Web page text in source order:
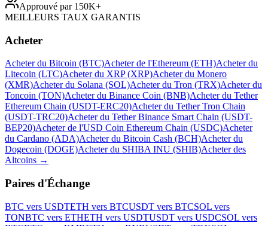
Approuvé par 150K+
MEILLEURS TAUX GARANTIS
Acheter
Acheter du Bitcoin (BTC)Acheter de l'Ethereum (ETH)Acheter du
Litecoin (LTC)Acheter du XRP (XRP)Acheter du Monero
(XMR)Acheter du Solana (SOL)Acheter du Tron (TRX)Acheter du
Toncoin (TON)Acheter du Binance Coin (BNB)Acheter du Tether
Ethereum Chain (USDT-ERC20)Acheter du Tether Tron Chain
(USDT-TRC20)Acheter du Tether Binance Smart Chain (USDT-
BEP20)Acheter de l'USD Coin Ethereum Chain (USDC)Acheter
du Cardano (ADA)Acheter du Bitcoin Cash (BCH)Acheter du
Dogecoin (DOGE)Acheter du SHIBA INU (SHIB)Acheter des
Altcoins →
Paires d'Échange
BTC vers USDTETH vers BTCUSDT vers BTCSOL vers
TONBTC vers ETHETH vers USDTUSDT vers USDCSOL vers